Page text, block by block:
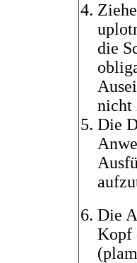
die
nicht
Die
Die
Kopf